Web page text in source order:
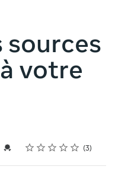
sources
votre
Credential For Completion
Rating
1 star
2 stars
3 stars
4 stars
5 stars 3